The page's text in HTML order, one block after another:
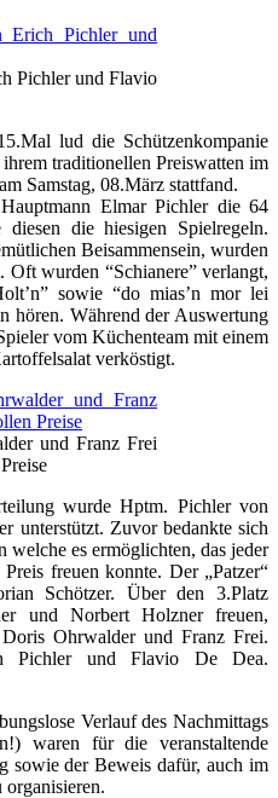
Pichler und Flavio
lud die Schützenkompanie
traditionellen Preiswatten im
Samstag, 08.März stattfand.
Elmar Pichler die 64
die hiesigen Spielregeln.
Beisammensein, wurden
Oft wurden “Schianere” verlangt,
sowie “do mias’n mor lei
hören. Während der Auswertung
vom Küchenteam mit einem
verköstigt.
und Franz Frei
wurde Hptm. Pichler von
unterstützt. Zuvor bedankte sich
welche es ermöglichten, das jeder
freuen konnte. Der „Patzer“
Schötzer. Über den 3.Platz
und Norbert Holzner freuen,
Ohrwalder und Franz Frei.
Pichler und Flavio De Dea.
Verlauf des Nachmittags
waren für die veranstaltende
sowie der Beweis dafür, auch im